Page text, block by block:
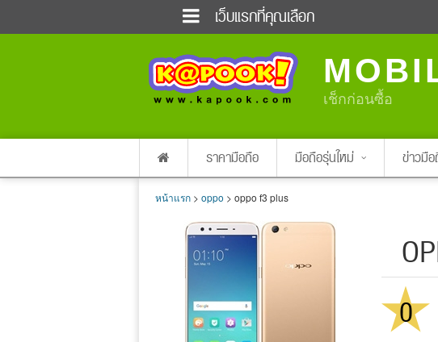
เว็บแรกที่คุณเลือก
ฟังวิทยุออนไลน์
เกม หมากรุกไท
แต่งงาน
แม่และเด็ก ดูดวง
dictionary
เช็คความเร็วเน็ต iPhone
เช็กก่อนซื้อ
ราคามือถือ มือถือรุ่นใหม่ ข่าวมื
หน้าแรก > oppo > oppo f3 plus
0